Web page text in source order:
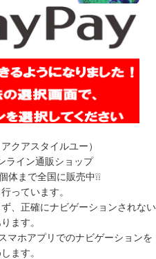
クアスタイルユー）
ライン通販ショップ
まで全国に販売中❕❕
っています。
、正確にナビゲーションされない
ます。
マホアプリでのナビゲーションを
ます。